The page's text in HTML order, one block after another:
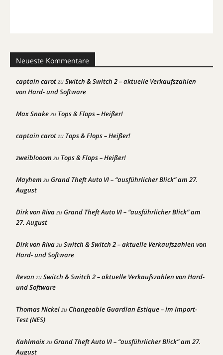
Neueste Kommentare
captain carotzuSwitch & Switch 2 – aktuelle Verkaufszahlen
von Hard- und Software
Max Snakezu Tops & Flops – Heißer!
captain carotzu Tops & Flops – Heißer!
zweiblooom zu Tops & Flops – Heißer!
Mayhem zuGrand Theft Auto VI – “ausführlicher Blick” am 27.
August
Dirk von RivazuGrand Theft Auto VI – “ausführlicher Blick” am
27. August
Dirk von RivazuSwitch & Switch 2 – aktuelle Verkaufszahlen von
Hard- und Software
Revan zuSwitch & Switch 2 – aktuelle Verkaufszahlen von Hard-
und Software
Thomas NickelzuChangeable Guardian Estique – im Import-
Test (NES)
KahlmoixzuGrand Theft Auto VI – “ausführlicher Blick” am 27.
August